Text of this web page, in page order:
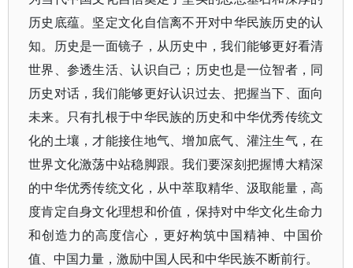
历史底蕴。坚定文化自信离不开对中华民族历史的认
知。历史是一面镜子，从历史中，我们能够更好看清
世界、参透生活、认识自己；历史也是一位智者，同
历史对话，我们能够更好认识过去、把握当下、面向
未来。只有扎根于中华民族的历史和中华优秀传统文
化的土壤，才能接住地气、增加底气、灌注生气，在
世界文化激荡中站稳脚跟。我们要深刻把握博大精深
的中华优秀传统文化，从中萃取精华、汲取能量，高
度肯定自身文化理想和价值，保持对中华文化生命力
和创造力的高度信心，更好构筑中国精神、中国价
值、中国力量，激励中国人民和中华民族不断前行。